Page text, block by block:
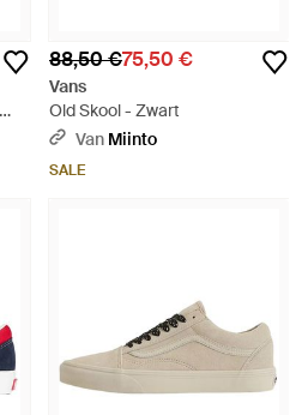
88,50 €75,50 €
Vans
Old Skool - Zwart
Van Miinto
SALE